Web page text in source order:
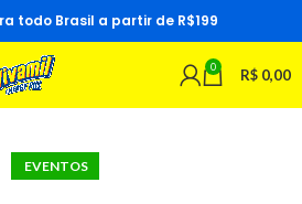
todo Brasil a partir de R$199
0 R$ 0,00
EVENTOS